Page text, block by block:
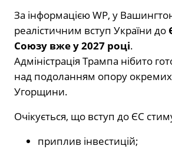
За інформацією WP, у
реалістичним вступ України до
Союзу вже у 2027 році.
Адміністрація Трампа нібито
над подоланням опору окремих
Угорщини.
Очікується, що вступ до ЄС
приплив інвестицій;